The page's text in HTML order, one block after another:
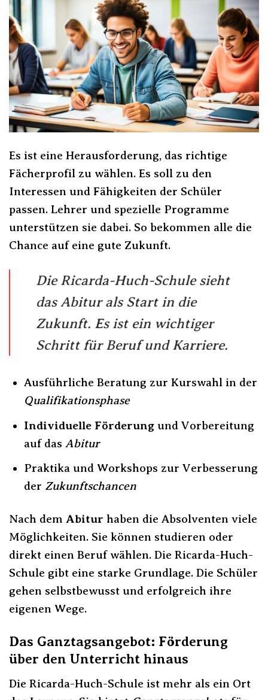
Es ist eine Herausforderung, das richtige
Fächerprofil zu wählen. Es soll zu den
Interessen und Fähigkeiten der Schüler
passen. Lehrer und spezielle Programme
unterstützen sie dabei. So bekommen alle die
Chance auf eine gute Zukunft.
Die Ricarda-Huch-Schule sieht
dasAbiturals Start in die
Zukunft. Es ist ein wichtiger
Schritt für Beruf und Karriere.
Ausführliche Beratung zur Kurswahl in der
Qualifikationsphase
Individuelle Förderungund Vorbereitung
auf das Abitur
Praktika und Workshops zur Verbesserung
der Zukunftschancen
Nach dem Abitur haben die Absolventen viele
Möglichkeiten. Sie können studieren oder
direkt einen Beruf wählen. Die Ricarda-Huch-
Schule gibt eine starke Grundlage. Die Schüler
gehen selbstbewusst und erfolgreich ihre
eigenen Wege.
Das Ganztagsangebot: Förderung
über den Unterricht hinaus
Die Ricarda-Huch-Schule ist mehr als ein Ort